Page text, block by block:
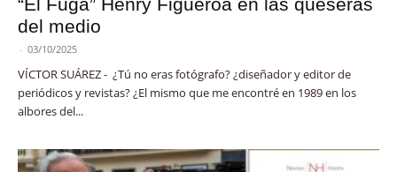
“El Fuga” Henry Figueroa en las queseras
del medio
- 03/10/2025
VÍCTOR SUÁREZ - ¿Tú no eras fotógrafo? ¿diseñador y editor de
periódicos y revistas? ¿El mismo que me encontré en 1989 en los
albores del...